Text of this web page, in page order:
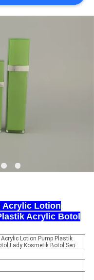
Acrylic Lotion
Acrylic Botol
Lotion Pump Plastik
Lady Kosmetik Botol Seri